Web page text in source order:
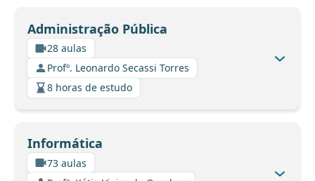
Administração Pública
28 aulas
Profº. Leonardo Secassi Torres
8 horas de estudo
Informática
73 aulas